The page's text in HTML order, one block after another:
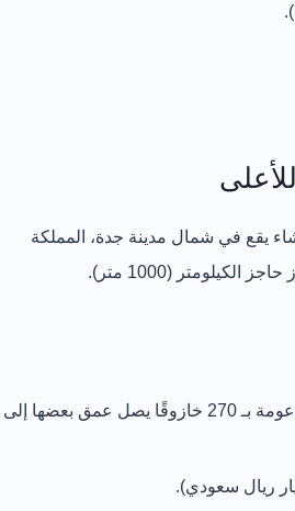
يقع في شمال مدينة جدة، المملكة
(1000 متر).
270 خازوقًا
يصل عمق بعضها إلى